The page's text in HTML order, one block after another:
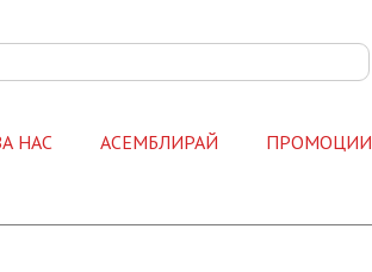
НАС АСЕМБЛИРАЙ ПРОМОЦИИ